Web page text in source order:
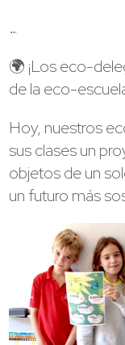
…
🌍 ¡Los eco-
de la eco-
Hoy, nuestros
sus clases un
objetos de un
un futuro más